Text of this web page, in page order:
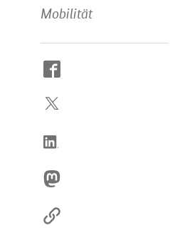
Mobilität
So
Sie
Internet